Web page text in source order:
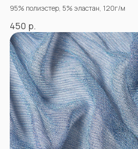
95% полиэстер, 5% эластан, 120г/м
450 р.